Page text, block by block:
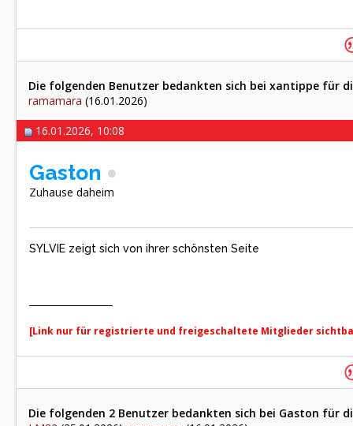
Die folgenden Benutzer bedankten sich bei xantippe für
ramamara (16.01.2026)
16.01.2026, 10:08
Gaston
Zuhause daheim
SYLVIE zeigt sich von ihrer schönsten Seite
[Link nur für registrierte und freigeschaltete Mitglieder
Die folgenden 2 Benutzer bedankten sich bei Gaston für